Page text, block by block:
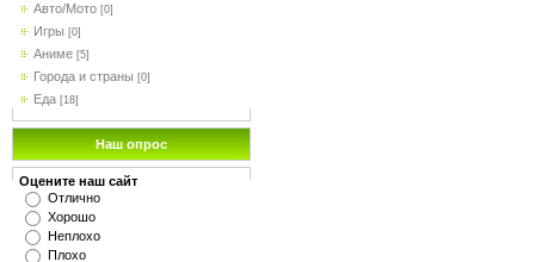
Авто/Мото [0]
Игры [0]
Аниме [5]
Города и страны [0]
Еда [18]
Наш опрос
Оцените наш сайт
Отлично
Хорошо
Неплохо
Плохо